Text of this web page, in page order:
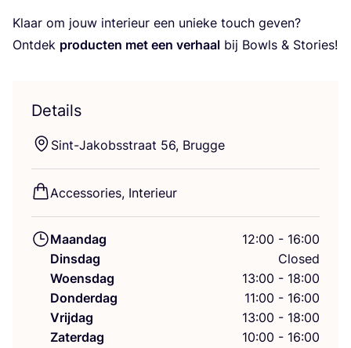
Klaar om jouw inte­ri­eur een unie­ke touch geven?
Ont­dek pro­duc­ten met een ver­haal bij Bowls & Stories!
Details
Sint-Jakobs­straat 56, Brugge
Acces­so­ries, Interieur
Maandag
12:00 - 16:00
Dinsdag
Closed
Woensdag
13:00 - 18:00
Donderdag
11:00 - 16:00
Vrijdag
13:00 - 18:00
Zaterdag
10:00 - 16:00